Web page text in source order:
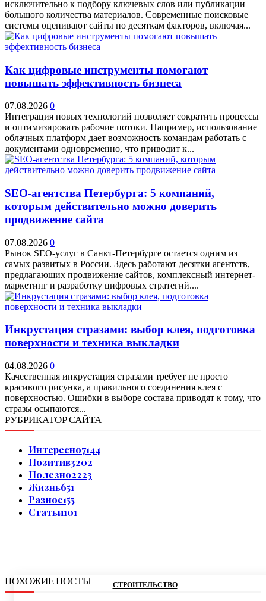
исключительно к подбору ключевых слов или публикации
большого количества материалов. Современные поисковые
системы оценивают сайты по десяткам факторов, включая...
Как цифровые инструменты помогают
повышать эффективность бизнеса
07.08.2026 0
Интеграция новых технологий позволяет сократить процессы
и оптимизировать рабочие потоки. Например, использование
облачных платформ дает возможность командам работать с
документами одновременно, что приводит к...
SEO-агентства Петербурга: 5 компаний,
которым действительно можно доверить
продвижение сайта
07.08.2026 0
Рынок SEO-услуг в Санкт-Петербурге остается одним из
самых развитых в России. Здесь работают десятки агентств,
предлагающих продвижение сайтов, комплексный интернет-
маркетинг и разработку цифровых стратегий....
Инкрустация стразами: выбор клея, подготовка
поверхности и техника выкладки
04.08.2026 0
Качественная инкрустация стразами требует не просто
красивого рисунка, а правильного соединения клея с
поверхностью. Ошибки в выборе состава приводят к тому, что
стразы осыпаются...
РУБРИКАТОР САЙТА
Интересно7144
Позитив3202
Полезно2223
Жизнь651
Разное155
Статьи101
ПОХОЖИЕ ПОСТЫ СТРОИТЕЛЬСТВО